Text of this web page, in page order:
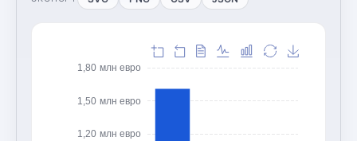
1,20 млн евро
1,50 млн евро
1,80 млн евро